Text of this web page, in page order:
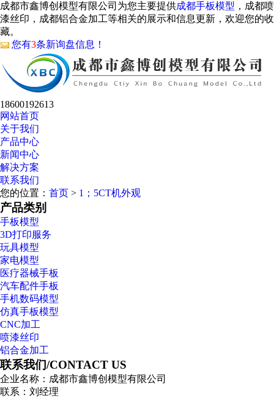
成都市鑫博创模型有限公司为您主要提供成都手板模型 ，成都喷
漆丝印，成都铝合金加工等相关的展示和信息更新，欢迎您的收
藏。
您有3条新询盘信息！
18600192613
网站首页
关于我们
产品中心
新闻中心
解决方案
联系我们
您的位置： 首页 > 1；5CT机外观
产品类别
手板模型
3D打印服务
玩具模型
家电模型
医疗器械手板
汽车配件手板
手机数码模型
仿真手板模型
CNC加工
喷漆丝印
铝合金加工
联系我们/CONTACT US
企业名称：成都市鑫博创模型有限公司
联系：刘经理